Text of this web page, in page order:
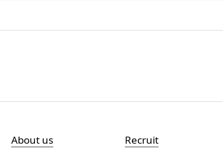
About us
Recruit